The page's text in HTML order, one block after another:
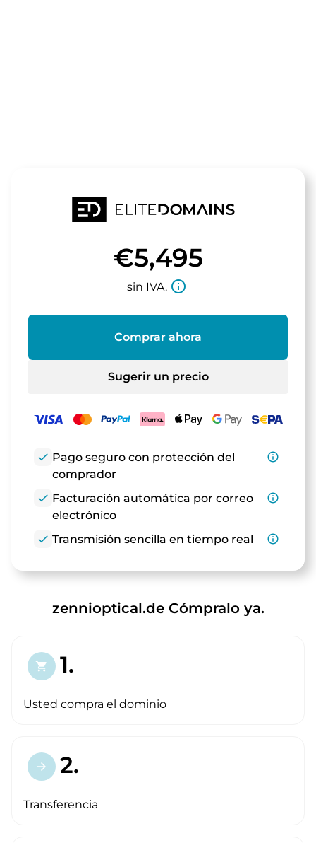
€5,495
sin IVA. info_outline
Comprar ahora
Sugerir un precio
check Pago seguro con protección del
comprador
info_outline
check Facturación automática por correo
electrónico
info_outline
check Transmisión sencilla en tiempo real info_outline
zennioptical.de Cómpralo ya.
shopping_cart 1.
Usted compra el dominio
arrow_forward 2.
Transferencia